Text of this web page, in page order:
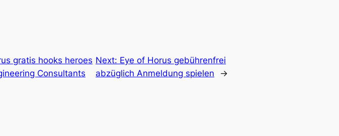
gratis hooks heroes
Consultants
Next: Eye of Horus gebührenfrei
abzüglich Anmeldung spielen
→